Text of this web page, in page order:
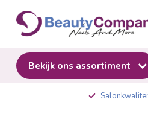
Bekijk ons assortiment